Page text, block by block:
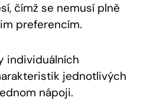
čímž se ‌nemusí⁢ plně
‌preferencím.
individuálních
jednotlivých⁢
nápoji.